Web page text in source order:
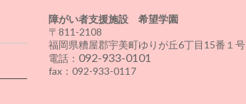
障がい者支援施設 希望学園
〒811-2108
福岡県糟屋郡宇美町ゆりが丘6丁目15番１号
電話： 092-933-0101
fax：092-933-0117